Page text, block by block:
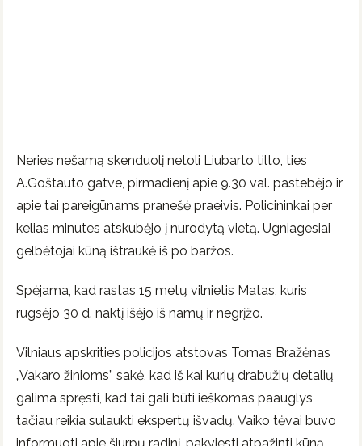
Neries nešamą skenduolį netoli Liubarto tilto, ties
A.Goštauto gatve, pirmadienį apie 9.30 val. pastebėjo ir
apie tai pareigūnams pranešė praeivis. Policininkai per
kelias minutes atskubėjo į nurodytą vietą. Ugniagesiai
gelbėtojai kūną ištraukė iš po baržos.
Spėjama, kad rastas 15 metų vilnietis Matas, kuris
rugsėjo 30 d. naktį išėjo iš namų ir negrįžo.
Vilniaus apskrities policijos atstovas Tomas Bražėnas
„Vakaro žinioms” sakė, kad iš kai kurių drabužių detalių
galima spręsti, kad tai gali būti ieškomas paauglys,
tačiau reikia sulaukti ekspertų išvadų. Vaiko tėvai buvo
informuoti apie šiurpų radinį, pakviesti atpažinti kūną.